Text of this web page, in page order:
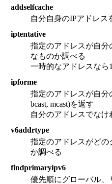
addselfcache
自分自身のIPアドレス
iptentative
指定のアドレスが自
なものか調べる
一時的なアドレスなら1
ipforme
指定のアドレスが自分
bcast, mcast)を返す
自分のアドレスでなけ
v6addrtype
指定のアドレスがどの
か調べる
findprimaryipv6
優先順にグローバル